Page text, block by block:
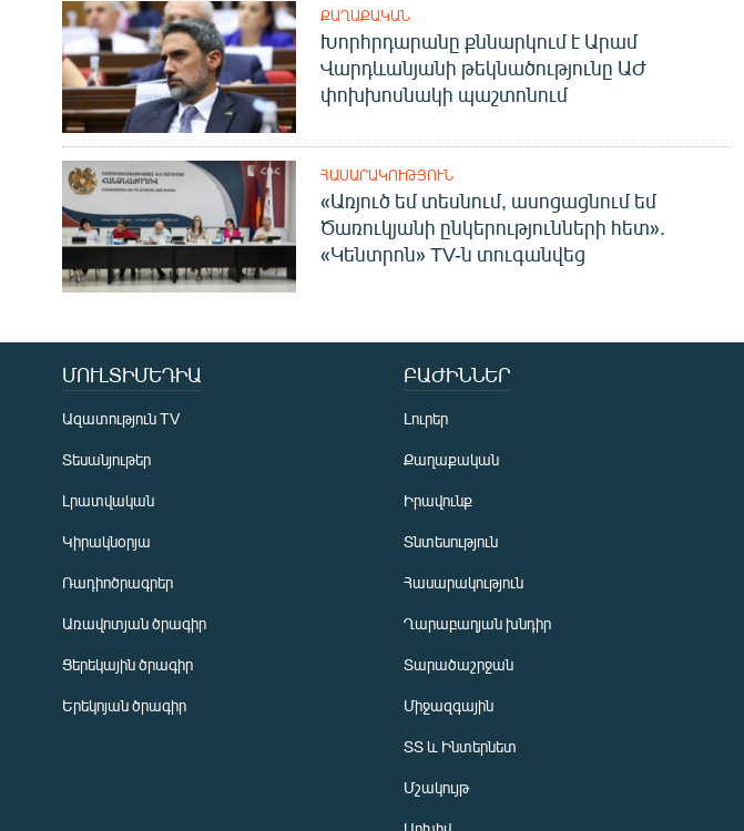
ՔԱՂԱՔԱԿԱՆ
Խորհրդարանը քննարկում է Արամ
Վարդևանյանի թեկնածությունը ԱԺ
փոխխոսնակի պաշտոնում
ՀԱՍԱՐԱԿՈՒԹՅՈՒՆ
«Առյուծ եմ տեսնում, ասոցացնում եմ
Ծառուկյանի ընկերությունների հետ».
«Կենտրոն» TV-ն տուգանվեց
ՄՈՒԼՏԻՄԵԴԻԱ
Ազատություն TV
Տեսանյութեր
Լրատվական
Կիրակնօրյա
Ռադիոծրագրեր
Առավոտյան ծրագիր
Ցերեկային ծրագիր
Երեկոյան ծրագիր
ԲԱԺԻՆՆԵՐ
Լուրեր
Քաղաքական
Իրավունք
Տնտեսություն
Հասարակություն
Ղարաբաղյան խնդիր
Տարածաշրջան
Միջազգային
ՏՏ և Ինտերնետ
Մշակույթ